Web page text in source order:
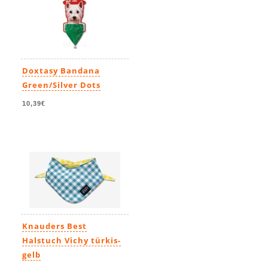
Doxtasy Bandana
Green/Silver Dots
10,39€
Knauders Best
Halstuch Vichy türkis-
gelb